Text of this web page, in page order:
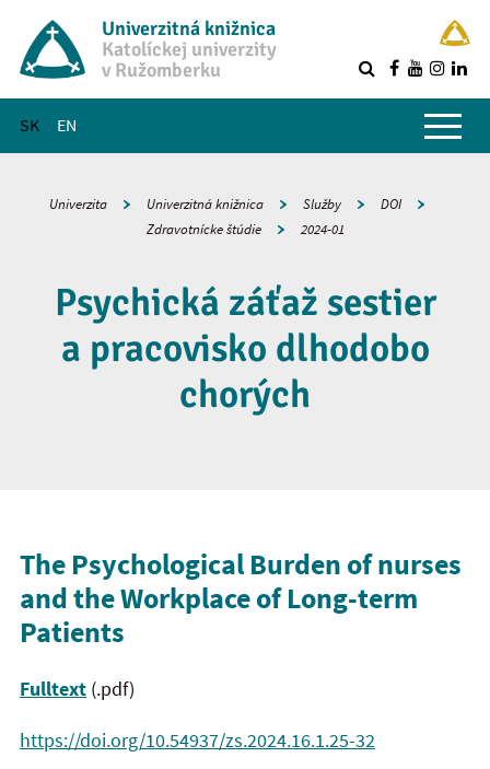
Univerzitná knižnica
Katolíckej univerzity
v Ružomberku
SK EN
Hlavné menu
Univerzita Univerzitná knižnica Služby
DOI
Zdravotnícke štúdie
2024-01
Psychická záťaž sestier
a pracovisko dlhodobo
chorých
The Psychological Burden of nurses
and the Workplace of Long-term
Patients
Fulltext (.pdf)
https://doi.org/10.54937/zs.2024.16.1.25-32